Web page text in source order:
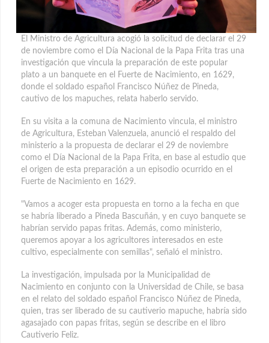
El Ministro de Agricultura acogió la solicitud de declarar el 29
de noviembre como el Día Nacional de la Papa Frita tras una
investigación que vincula la preparación de este popular
plato a un banquete en el Fuerte de Nacimiento, en 1629,
donde el soldado español Francisco Núñez de Pineda,
cautivo de los mapuches, relata haberlo servido.
En su visita a la comuna de Nacimiento vincula, el ministro
de Agricultura, Esteban Valenzuela, anunció el respaldo del
ministerio a la propuesta de declarar el 29 de noviembre
como el Día Nacional de la Papa Frita, en base al estudio que
el origen de esta preparación a un episodio ocurrido en el
Fuerte de Nacimiento en 1629.
"Vamos a acoger esta propuesta en torno a la fecha en que
se habría liberado a Pineda Bascuñán, y en cuyo banquete se
habrían servido papas fritas. Además, como ministerio,
queremos apoyar a los agricultores interesados en este
cultivo, especialmente con semillas", señaló el ministro.
La investigación, impulsada por la Municipalidad de
Nacimiento en conjunto con la Universidad de Chile, se basa
en el relato del soldado español Francisco Núñez de Pineda,
quien, tras ser liberado de su cautiverio mapuche, habría sido
agasajado con papas fritas, según se describe en el libro
Cautiverio Feliz.